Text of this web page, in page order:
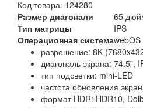
Код товара: 124280
Размер диагонали
65
Тип матрицы
IPS
Операционная системаwebOS
разрешение: 8K
диагональ экрана: 74.5",
тип подсветки: mini-LED
частота обновления
формат HDR: HDR10,